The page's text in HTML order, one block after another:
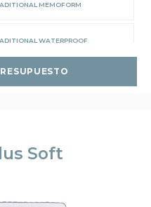
MEMOFORM
WATERPROOF
Soft